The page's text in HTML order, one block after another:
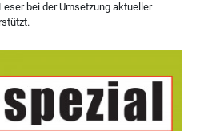
bei der Umsetzung aktueller